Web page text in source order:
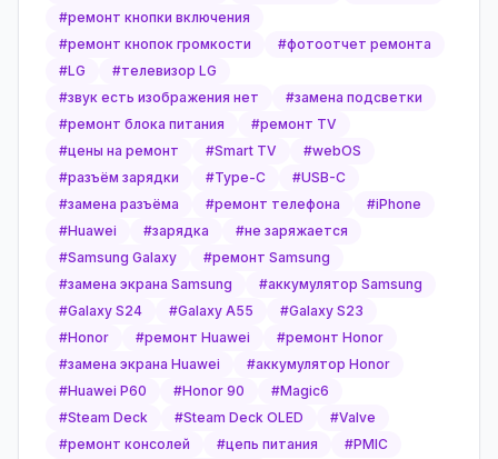
#ремонт кнопки включения
#ремонт кнопок громкости #фотоотчет ремонта
#LG #телевизор LG
#звук есть изображения нет #замена подсветки
#ремонт блока питания #ремонт TV
#цены на ремонт #Smart TV #webOS
#разъём зарядки #Type-C #USB-C
#замена разъёма #ремонт телефона #iPhone
#Huawei #зарядка #не заряжается
#Samsung Galaxy #ремонт Samsung
#замена экрана Samsung #аккумулятор Samsung
#Galaxy S24 #Galaxy A55 #Galaxy S23
#Honor #ремонт Huawei #ремонт Honor
#замена экрана Huawei #аккумулятор Honor
#Huawei P60 #Honor 90 #Magic6
#Steam Deck #Steam Deck OLED #Valve
#ремонт консолей #цепь питания #PMIC